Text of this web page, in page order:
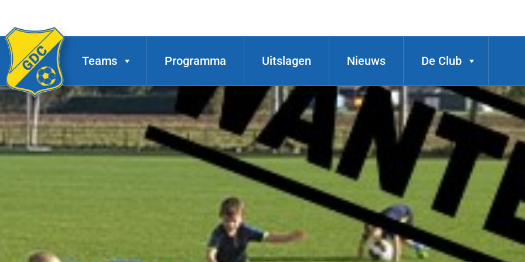
Teams Programma Uitslagen Nieuws De Club